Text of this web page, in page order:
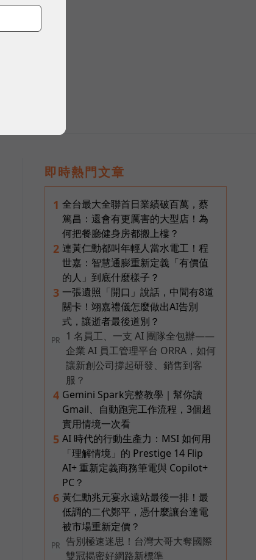
即時熱門文章
1 全台最大全聯首日業績破百萬，蔡
篤昌：還會有更厲害的大型店！為
何把餐廳健身房都搬上樓？
2 連黃仁勳都叫年輕人當水電工！程
世嘉：智慧通膨重新定義「有價值
的人」到底什麼樣子？
3 一張遺照「開口」說話，中間有8道
關卡！翊嘉禮儀怎麼做出AI告別
式，讓逝者最後道別？
PR
1 名員工、一支 AI 團隊全包辦——
企業 AI 員工管理平台 ORRA，如何
讓新創公司撐起研發、銷售到客
服？
4 Gemini Spark完整教學｜幫你讀
Gmail、自動跑完工作流程，3個超
實用情境一次看
5 AI 時代的行動生產力：MSI 如何用
「理解情境」的 Prestige 14 Flip
AI+ 重新定義商務筆電與 Copilot+
PC？
6 黃仁勳兆元宴永遠站最後一排！最
低調的二代鄭平，憑什麼讓台達電
被市場重新定價？
PR
告別極速迷思！台灣大哥大奪國際
雙冠揭密好網路新標準